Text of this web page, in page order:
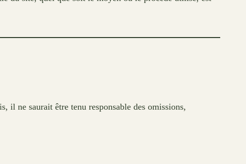
il ne saurait être tenu responsable des omissions,